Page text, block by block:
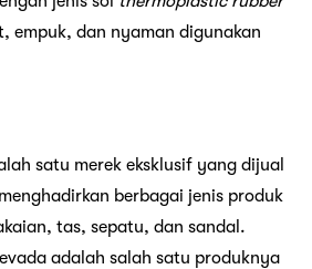
empuk, dan nyaman digunakan
satu merek eksklusif yang dijual
berbagai jenis produk
tas, sepatu, dan sandal.
adalah salah satu produknya